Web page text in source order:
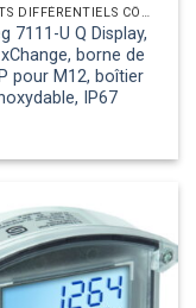
PRESSOSTATS DIFFÉRENTIELS CÔTÉ AIR
7111-U Q Display,
borne de
pour M12, boîtier
IP67